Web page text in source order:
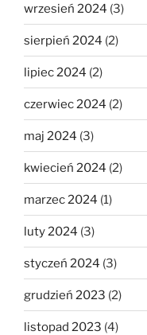
wrzesień 2024 (3)
sierpień 2024 (2)
lipiec 2024 (2)
czerwiec 2024 (2)
maj 2024 (3)
kwiecień 2024 (2)
marzec 2024 (1)
luty 2024 (3)
styczeń 2024 (3)
grudzień 2023 (2)
listopad 2023 (4)